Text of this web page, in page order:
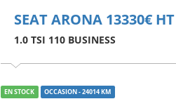
SEAT ARONA 13330€ HT
1.0 TSI 110 BUSINESS
EN STOCK OCCASION - 24014 KM